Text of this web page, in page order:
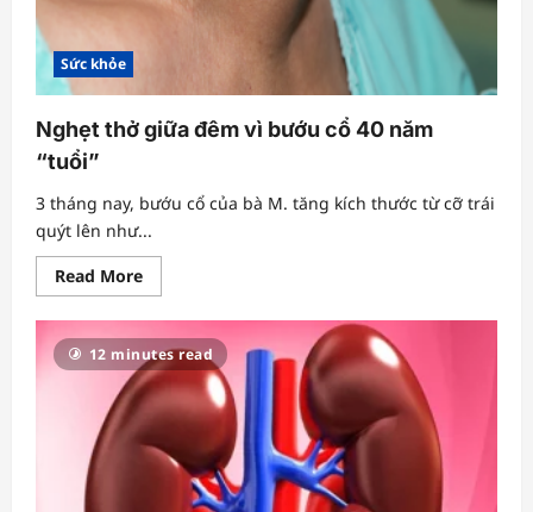
Sức khỏe
Nghẹt thở giữa đêm vì bướu cổ 40 năm
“tuổi”
3 tháng nay, bướu cổ của bà M. tăng kích thước từ cỡ trái
quýt lên như...
Read MoreRead
more
Nghẹt
thở
giữa
đêm
vì
bướu
cổ
40
năm
“tuổi”
12 minutes read